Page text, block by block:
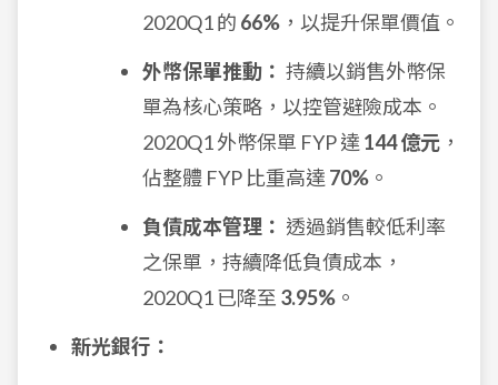
2020Q1 的 66% ，以提升保單價值。
外幣保單推動： 持續以銷售外幣保
單為核心策略，以控管避險成本。
2020Q1 外幣保單 FYP 達 144 億元 ，
佔整體 FYP 比重高達 70% 。
負債成本管理： 透過銷售較低利率
之保單，持續降低負債成本，
2020Q1 已降至 3.95% 。
新光銀行：